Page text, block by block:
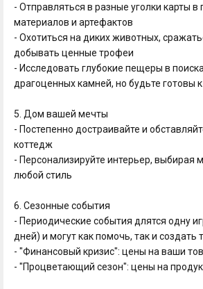
- Отправляться в разные уголки карты в
материалов и артефактов
- Охотиться на диких животных,
добывать ценные трофеи
- Исследовать глубокие пещеры в
драгоценных камней, но будьте готовы
5. Дом вашей мечты
- Постепенно достраивайте и
коттедж
- Персонализируйте интерьер, выбирая
любой стиль
6. Сезонные события
- Периодические события длятся одну
дней) и могут как помочь, так и создать
- "Финансовый кризис": цены на ваши
- "Процветающий сезон": цены на